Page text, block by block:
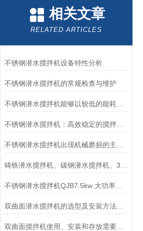
相关文章
RELATED ARTICLES
不锈钢潜水搅拌机设备特性分析
不锈钢潜水搅拌机的常规检查与维护
不锈钢潜水搅拌机：高效稳定的搅拌产品
不锈钢潜水搅拌机QJB7.5kw 大功率用于化粪池、养殖场
双曲面潜水搅拌机的选型及安装方法分享
双曲面搅拌机使用、安装和存放需要注意的一些问题